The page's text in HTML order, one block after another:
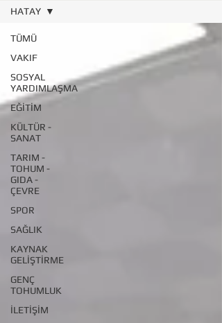
TÜMÜ
VAKIF
SOSYAL
YARDIMLAŞMA
EĞİTİM
KÜLTÜR -
SANAT
TARIM -
TOHUM -
GIDA -
ÇEVRE
SPOR
SAĞLIK
KAYNAK
GELİŞTİRME
GENÇ
TOHUMLUK
İLETİŞİM
HATAY